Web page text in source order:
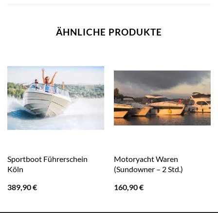
ÄHNLICHE PRODUKTE
Sportboot Führerschein
Köln
389,90€
Motoryacht Waren
(Sundowner – 2 Std.)
160,90€